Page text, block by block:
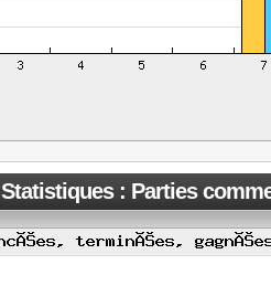
Statistiques : Parties